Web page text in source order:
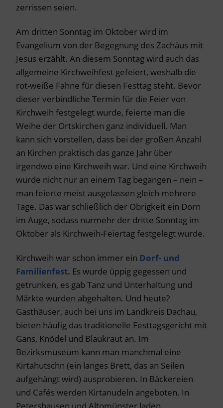
zerrissen seien.
Am dritten Sonntag im Oktober wird im
Evangelium von der Begegnung des Zachäus mit
Jesus erzählt. An diesem Sonntag wird auch das
allgemeine Kirchweihfest gefeiert, weshalb die
rot-weiße Fahne für diesen Festtag steht. Bevor
dieser verbindliche Termin für die Feier von
Kirchweih festgelegt wurde, feierte man die
Weihe der Ortskirchen ganz individuell. Man
kann sich vorstellen, dass bei der großen Anzahl
an Kirchen praktisch das ganze Jahr über
irgendwo eine Kirchweih war. Und eine Kirchweih
wurde nicht nur an einem Tag begangen – nein –
man feierte meist ausgelassen gleich mehrere
Tage. Das war schließlich der Obrigkeit ein Dorn
im Auge, sodass nurmehr der dritte Sonntag im
Oktober als Kirchweih-Feiertag festgelegt wurde.
Kirchweih war schon immer ein Dorf- und
Familienfest. Es wurde üppig gegessen und
getrunken, es gab Tanz und Unterhaltung und
Märkte wurden abgehalten. Und heute?
Gasthäuser, auch bei uns im Landkreis Dachau,
bieten häufig das traditionelle Festtagsgericht mit
Gans, Knödel und Blaukraut an. Im
Bezirksmuseum kann man manchmal eine
Kirtahutschn (ein langes Brett, das an Seilen
aufgehängt wird) ausprobieren. In Bäckereien
und Cafés werden Kirtanudeln angeboten. In